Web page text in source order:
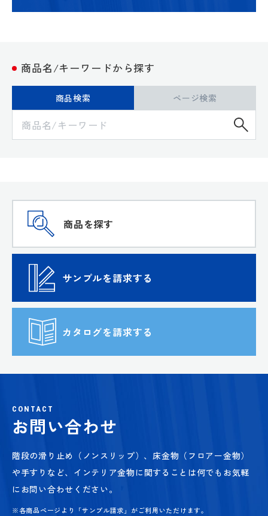
商品名/キーワードから探す
商品検索 ページ検索
商品を探す
サンプルを請求する
カタログを請求する
CONTACT
お問い合わせ
階段の滑り止め（ノンスリップ）、床金物（フロアー金物）
や手すりなど、 インテリア金物に関することは何でもお気軽
にお問い合わせください。
※各商品ページより「サンプル請求」がご利用いただけます。